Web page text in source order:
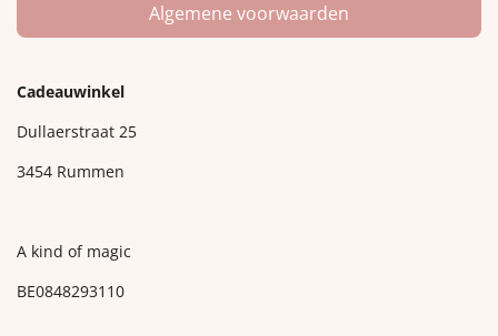
Algemene voorwaarden
Cadeauwinkel
Dullaerstraat 25
3454 Rummen
A kind of magic
BE0848293110